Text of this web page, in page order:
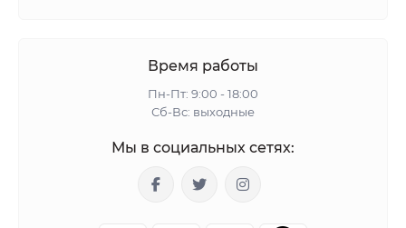
Время работы
Пн-Пт: 9:00 - 18:00
Сб-Вс: выходные
Мы в социальных сетях: